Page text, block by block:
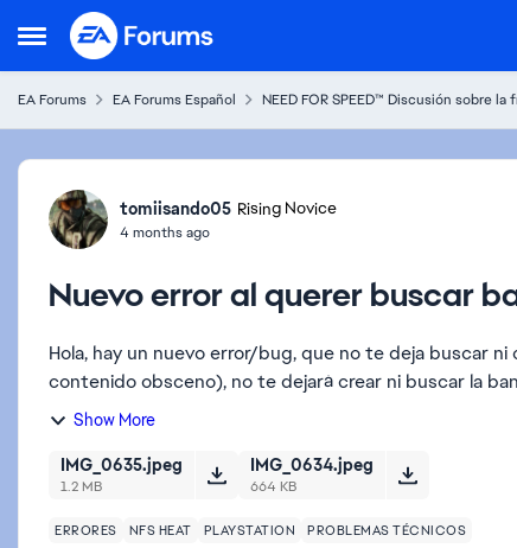
Open Side Menu
Skip to content
EA Forums EA Forums Español NEED FOR SPEED™ Discusión sobre la
Forum Discussion
tomiisando05 Rising Novice
4 months ago
Nuevo error al querer buscar
Hola, hay un nuevo error/bug, que no te deja buscar
contenido obsceno), no te dejará crear ni buscar la
Show More
IMG_0635.jpeg
1.2 MB
IMG_0634.jpeg
664 KB
ERRORES NFS HEAT PLAYSTATION PROBLEMAS TÉCNICOS